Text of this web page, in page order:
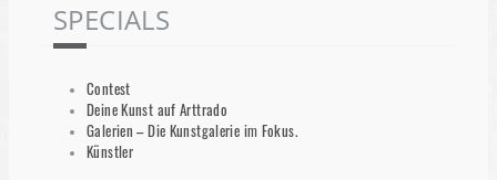
SPECIALS
Contest
Deine Kunst auf Arttrado
Galerien – Die Kunstgalerie im Fokus.
Künstler